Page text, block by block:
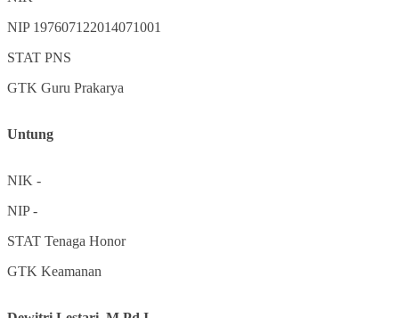
NIP 197607122014071001
STAT PNS
GTK Guru Prakarya
Untung
NIK -
NIP-
STAT Tenaga Honor
GTK Keamanan